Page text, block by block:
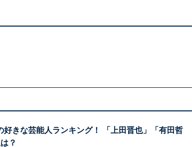
好きな芸能人ランキング！ 「上田晋也」「有田哲
？